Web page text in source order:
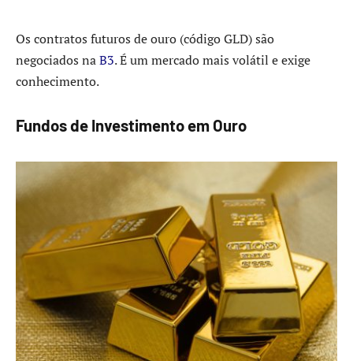
Os contratos futuros de ouro (código GLD) são
negociados naB3. É um mercado mais volátil e exige
conhecimento.
Fundos de Investimento em Ouro